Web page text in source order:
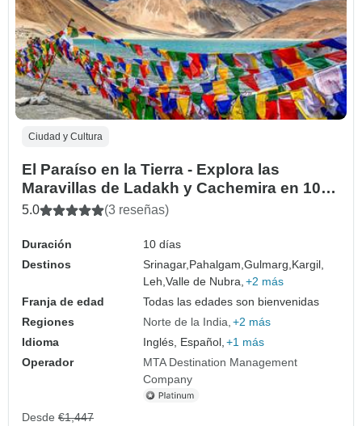
Ciudad y Cultura
El Paraíso en la Tierra - Explora las
Maravillas de Ladakh y Cachemira en 10
Días
5.0 (3 reseñas)
Duración
10 días
Destinos
Srinagar,Pahalgam,Gulmarg,Kargil,
Leh,Valle de Nubra, +2 más
Franja de edad
Todas las edades son bienvenidas
Regiones
Norte de la India +2 más
Idioma
Inglés, Español, +1 más
Operador
MTA Destination Management
Company
Desde €1,447